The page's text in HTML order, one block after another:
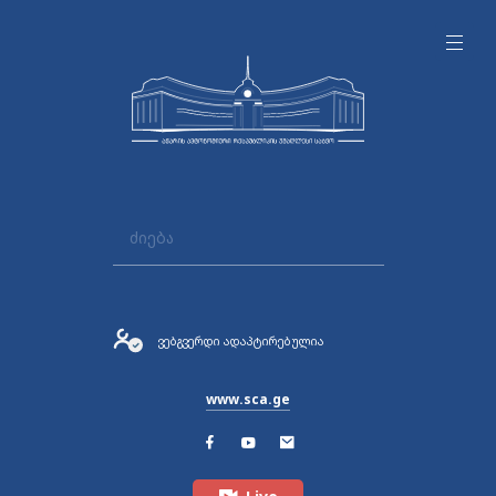
ვებგვერდი ადაპტირებულია
www.sca.ge